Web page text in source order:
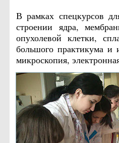
В рамках спецкурсов
строении ядра,
опухолевой клетки,
большого практикума и
микроскопия,